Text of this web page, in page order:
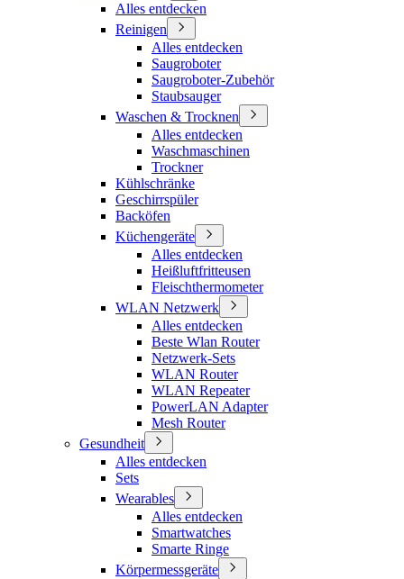
Alles entdecken
Reinigen
Alles entdecken
Saugroboter
Saugroboter-Zubehör
Staubsauger
Waschen & Trocknen
Alles entdecken
Waschmaschinen
Trockner
Kühlschränke
Geschirrspüler
Backöfen
Küchengeräte
Alles entdecken
Heißluftfritteusen
Fleischthermometer
WLAN Netzwerk
Alles entdecken
Beste Wlan Router
Netzwerk-Sets
WLAN Router
WLAN Repeater
PowerLAN Adapter
Mesh Router
Gesundheit
Alles entdecken
Sets
Wearables
Alles entdecken
Smartwatches
Smarte Ringe
Körpermessgeräte